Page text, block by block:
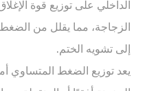
الداخلي على توزيع قوة
الزجاجة، مما يقلل من
إلى تشويه الختم.
يعد توزيع الضغط المتساوي